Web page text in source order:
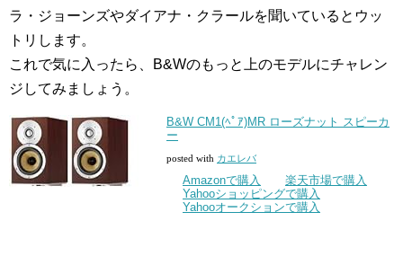
ラ・ジョーンズやダイアナ・クラールを聞いているとウッ
トリします。
これで気に入ったら、B&Wのもっと上のモデルにチャレン
ジしてみましょう。
B&W CM1(ﾍﾟｱ)MR ローズナット スピーカ
ー
posted with カエレバ
Amazonで購入
楽天市場で購入
Yahooショッピングで購入
Yahooオークションで購入